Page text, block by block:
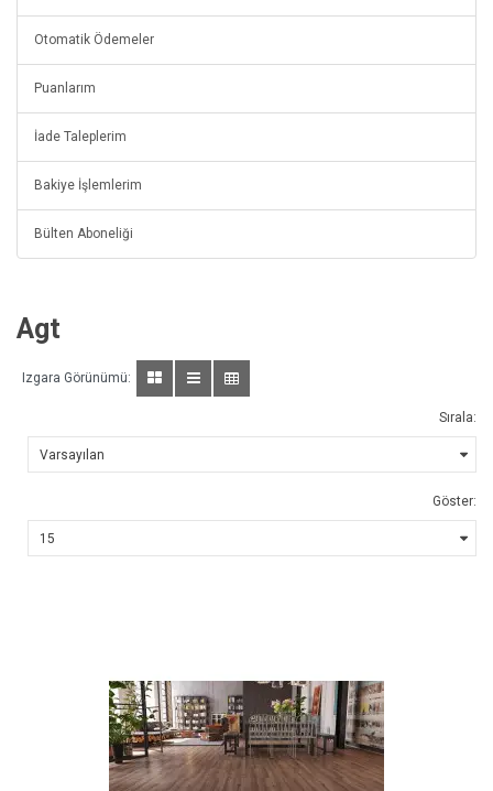
Otomatik Ödemeler
Puanlarım
İade Taleplerim
Bakiye İşlemlerim
Bülten Aboneliği
Agt
Izgara Görünümü:
Sırala:
Göster: